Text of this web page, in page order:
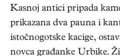
Kasnoj antici pripada
prikazana dva pauna i
istočnogotske kacige,
novca građanke Urbike.